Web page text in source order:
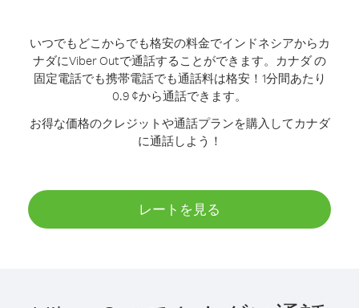
いつでもどこからでも格安の料金でインドネシアからカ
ナダにViber Outで通話することができます。
カナダ の
固定電話でも携帯電話でも通話料は格安！1分間あたり
0.9 ¢から通話できます。
お得な価格のクレジットや通話プランを購入してカナダ
に通話しよう！
レートを見る